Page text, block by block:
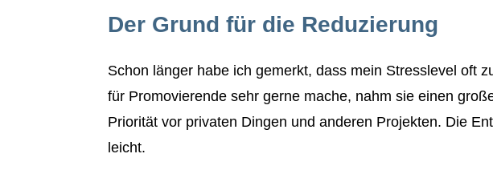
Der Grund für die Reduzierung
Schon länger habe ich gemerkt, dass mein Stresslevel oft
für Promovierende sehr gerne mache, nahm sie einen
Priorität vor privaten Dingen und anderen Projekten. Die
leicht.